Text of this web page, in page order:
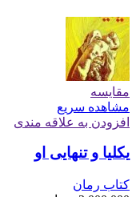
مقایسه
مشاهده سریع
افزودن به علاقه مندی
یکلیا و تنهایی او
کتاب رمان